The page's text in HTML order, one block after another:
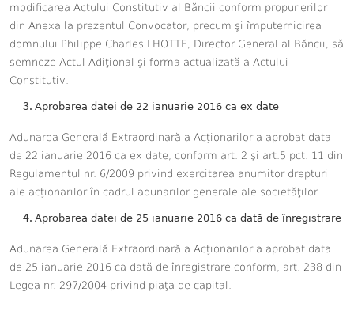
modificarea Actului Constitutiv al Băncii conform propunerilor
din Anexa la prezentul Convocator, precum şi împuternicirea
domnului Philippe Charles LHOTTE, Director General al Băncii, să
semneze Actul Adiţional şi forma actualizată a Actului
Constitutiv.
Aprobarea datei de 22 ianuarie 2016 ca ex date
Adunarea Generală Extraordinară a Acţionarilor a aprobat data
de 22 ianuarie 2016 ca ex date, conform art. 2 şi art.5 pct. 11 din
Regulamentul nr. 6/2009 privind exercitarea anumitor drepturi
ale acţionarilor în cadrul adunarilor generale ale societăţilor.
Aprobarea datei de 25 ianuarie 2016 ca dată de înregistrare
Adunarea Generală Extraordinară a Acţionarilor a aprobat data
de 25 ianuarie 2016 ca dată de înregistrare conform, art. 238 din
Legea nr. 297/2004 privind piaţa de capital .